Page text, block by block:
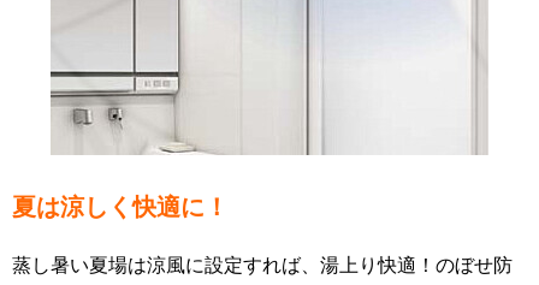
夏は涼しく快適に！
蒸し暑い夏場は涼風に設定すれば、湯上り快適！のぼせ防